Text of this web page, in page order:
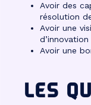
Avoir des
résolution
Avoir une
d’innovation
Avoir une
LES